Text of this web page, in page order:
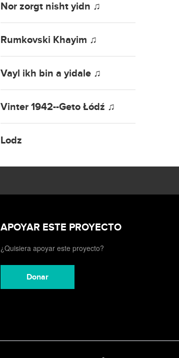
Nor zorgt nisht yidn ♫
Rumkovski Khayim ♫
Vayl ikh bin a yidale ♫
Vinter 1942--Geto Łódź ♫
Lodz
APOYAR ESTE PROYECTO
¿Quisiera apoyar este proyecto?
Donar